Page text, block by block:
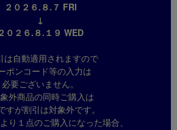
２０２６.８.７ FRI
↓
０２６.８.１９ WED
は自動適用されますので
ポンコード等の入力は
必要ございません。
外商品の同時ご購入は
すが割引は対象外です。
り１点のご購入になった場合、